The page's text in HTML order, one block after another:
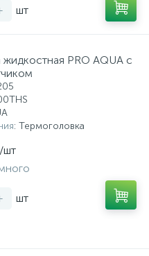
шт
PRO AQUA с
: Термоголовка
/шт
шт